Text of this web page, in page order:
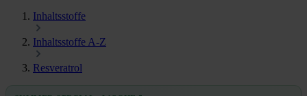
Inhaltsstoffe
Inhaltsstoffe A-Z
Resveratrol